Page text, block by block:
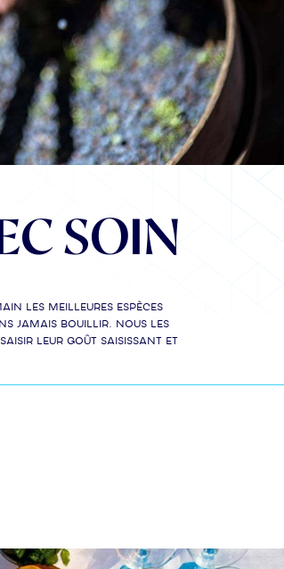
SOIN
les meilleures espèces
jamais bouillir. Nous les
leur goût saisissant et